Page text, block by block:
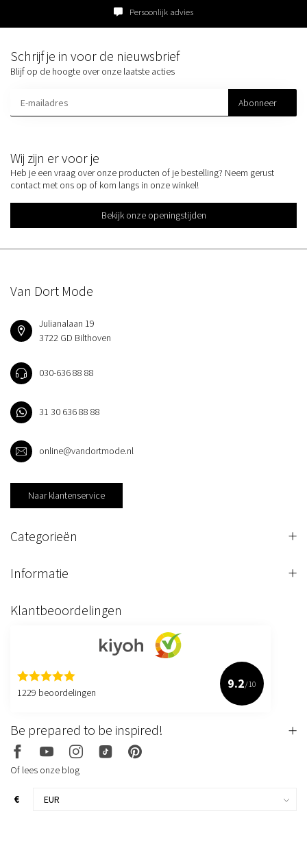
Persoonlijk advies
Wij zijn er voor je
Heb je een vraag over onze producten of je bestelling? Neem gerust
contact met ons op of kom langs in onze winkel!
Bekijk onze openingstijden
Schrijf je in voor de nieuwsbrief
Blijf op de hoogte over onze laatste acties
Abonneer
Van Dort Mode
Julianalaan 19
3722 GD Bilthoven
030-636 88 88
31 30 636 88 88
online@vandortmode.nl
Naar klantenservice
Categorieën
Informatie
Klantbeoordelingen
1229 beoordelingen
9.2/10
Be prepared to be inspired!
Of lees onze blog
€